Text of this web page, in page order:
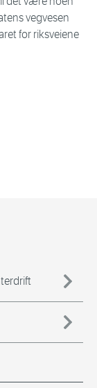
vegvesen
for riksveiene